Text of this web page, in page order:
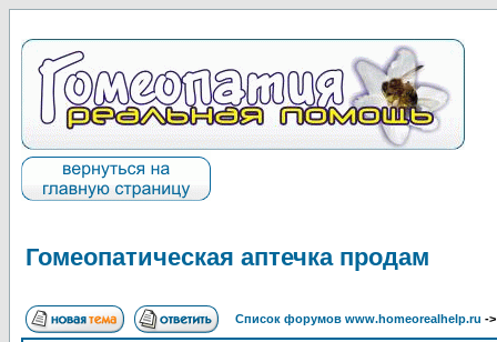
Гомеопатическая аптечка продам
Список форумов www.homeorealhelp.ru -